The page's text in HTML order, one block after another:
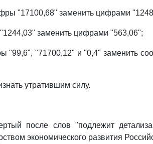
"17100,68" заменить цифрами
заменить цифрами "563,06";
"99,6", "71700,12" и "0,4" заменить
утратившим силу.
после слов "подлежит
экономического развития